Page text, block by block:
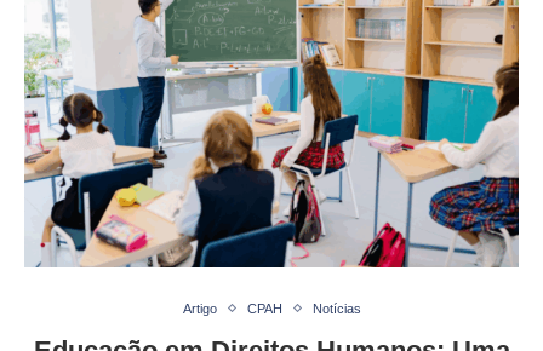
Artigo CPAH Notícias